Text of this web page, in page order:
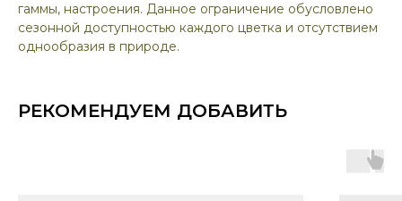
гаммы, настроения. Данное ограничение обусловлено
сезонной доступностью каждого цветка и отсутствием
однообразия в природе.
РЕКОМЕНДУЕМ ДОБАВИТЬ